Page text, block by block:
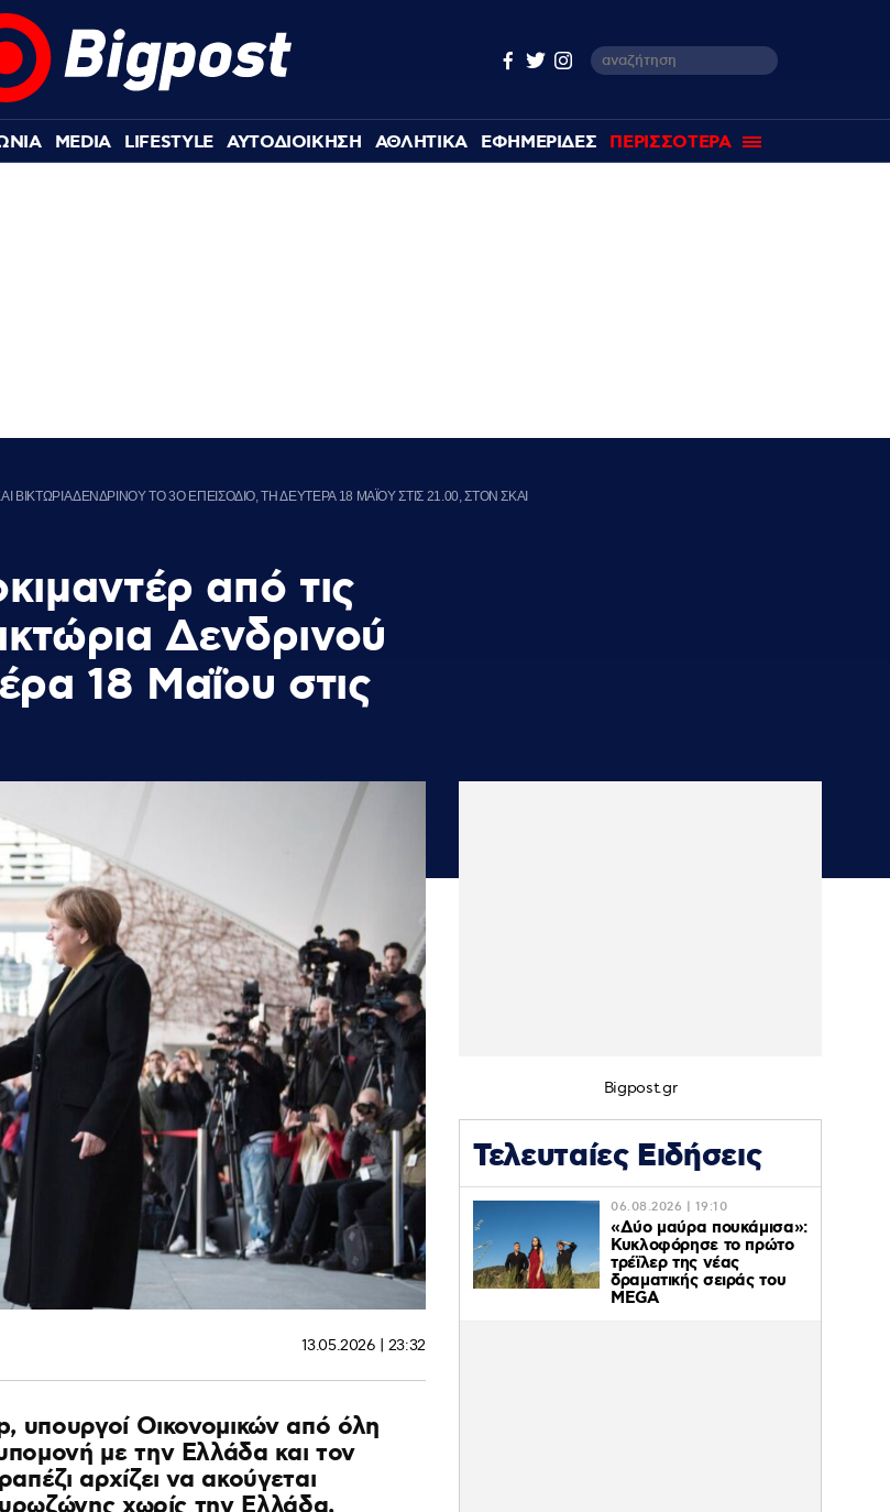
MEDIA LIFESTYLE ΑΥΤΟΔΙΟΙΚΗΣΗ ΑΘΛΗΤΙΚΑ ΕΦΗΜΕΡΙΔΕΣ ΠΕΡΙΣΣΟΤΕΡΑ
ΒΙΚΤΩΡΙΑ ΔΕΝΔΡΙΝΟΥ ΤΟ 3Ο ΕΠΕΙΣΟΔΙΟ, ΤΗ ΔΕΥΤΕΡΑ 18 ΜΑΪΟΥ ΣΤΙΣ 21.00, ΣΤΟΝ ΣΚΑΙ
από τις
Δενδρινού
18 Μαΐου στις
13.05.2026 | 23:32
υπουργοί Οικονομικών από όλη
με την Ελλάδα και τον
αρχίζει να ακούγεται
Bigpost.gr
Τελευταίες Ειδήσεις
06.08.2026 | 19:10
«Δύο μαύρα πουκάμισα»:
Κυκλοφόρησε το πρώτο
τρέϊλερ της νέας
δραματικής σειράς του
MEGA